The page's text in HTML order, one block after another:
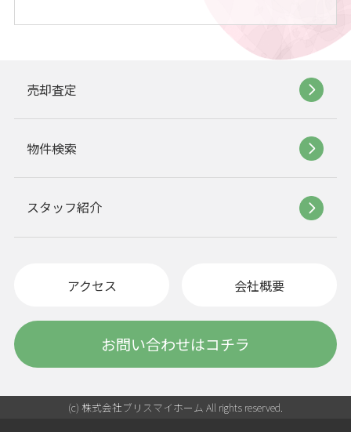
売却査定
物件検索
スタッフ紹介
アクセス 会社概要
お問い合わせはコチラ
(c) 株式会社ブリスマイホーム All rights reserved.